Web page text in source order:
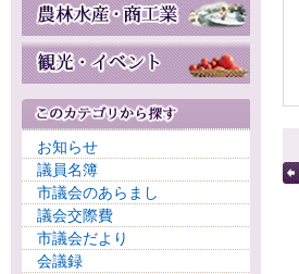
お知らせ
議員名簿
市議会のあらまし
議会交際費
市議会だより
会議録